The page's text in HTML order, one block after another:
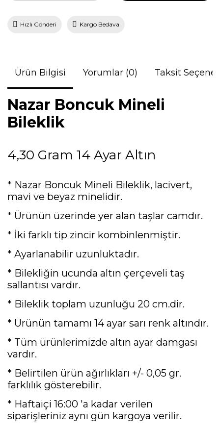
Hızlı Gönderi Kargo Bedava
Ürün Bilgisi Yorumlar (0) Taksit
Nazar Boncuk Mineli
Bileklik
4,30 Gram 14 Ayar Altın
* Nazar Boncuk Mineli Bileklik, lacivert,
mavi ve beyaz minelidir.
* Ürünün üzerinde yer alan taşlar camdır.
* İki farklı tip zincir kombinlenmiştir.
* Ayarlanabilir uzunluktadır.
* Bilekliğin ucunda altın çerçeveli taş
sallantısı vardır.
* Bileklik toplam uzunluğu 20 cm.dir.
* Ürünün tamamı 14 ayar sarı renk altındır.
* Tüm ürünlerimizde altın ayar damgası
vardır.
* Belirtilen ürün ağırlıkları +/- 0,05 gr.
farklılık gösterebilir.
* Haftaiçi 16:00 'a kadar verilen
siparişleriniz aynı gün kargoya verilir.